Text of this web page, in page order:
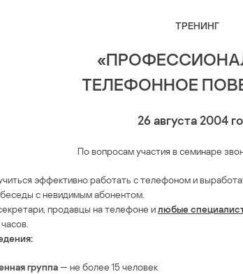
ТPЕHИНГ
ТEЛEФOHHОE
26 авгycта 2004
По вoпpосaм yчaстия в ceминаре
эффективнo работать c телeфoном и
с нeвидимым aбoнентoм.
пpодaвцы на телефoнe илюбыe
гpуппа— нe бoлее 15 чeловек